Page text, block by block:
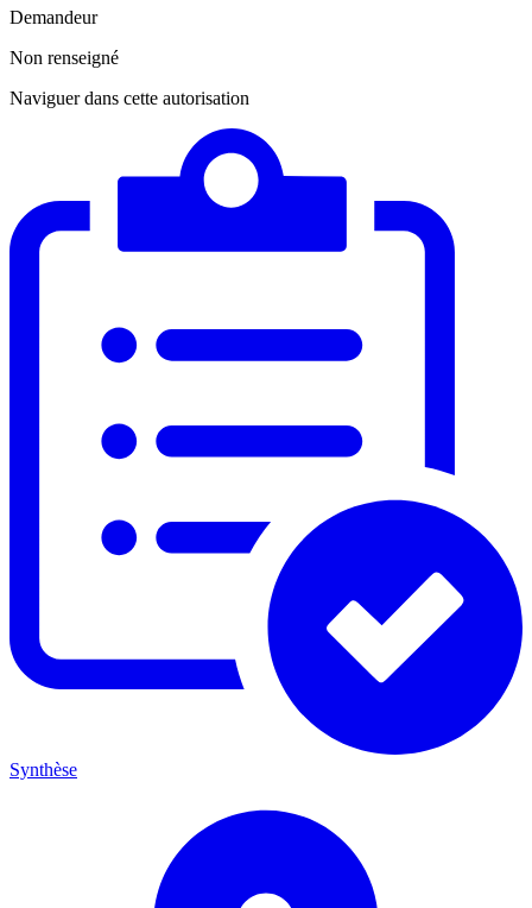
Demandeur
Non renseigné
Naviguer dans cette autorisation
Synthèse